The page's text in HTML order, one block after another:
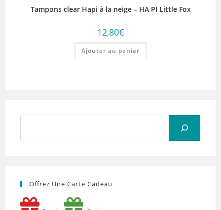
Tampons clear Hapi à la neige – HA PI Little Fox
12,80€
Ajouter au panier
Offrez Une Carte Cadeau